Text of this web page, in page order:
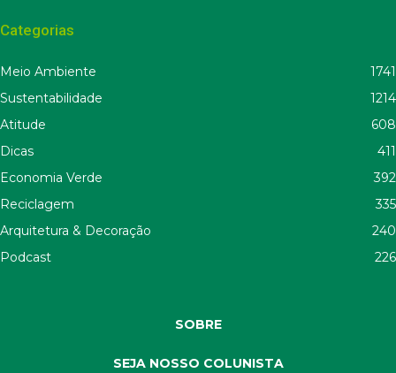
Categorias
Meio Ambiente
1741
Sustentabilidade
1214
Atitude
608
Dicas
411
Economia Verde
392
Reciclagem
335
Arquitetura & Decoração
240
Podcast
226
SOBRE
SEJA NOSSO COLUNISTA